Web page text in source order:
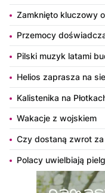
Zamknięto kluczowy
Przemocy
Pilski muzyk latami
Helios zaprasza na
Kalistenika na
Wakacje z wojskiem
Czy dostaną zwrot
Polacy uwielbiają